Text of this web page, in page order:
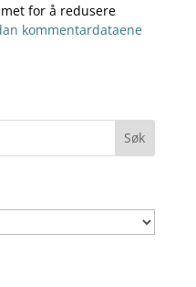
for å redusere
kommentardataene